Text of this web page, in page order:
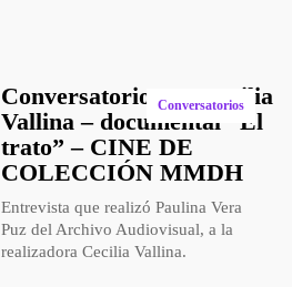
Conversatorios
Conversatorio con Cecilia
Vallina – documental “El
trato” – CINE DE
COLECCIÓN MMDH
Entrevista que realizó Paulina Vera
Puz del Archivo Audiovisual, a la
realizadora Cecilia Vallina.